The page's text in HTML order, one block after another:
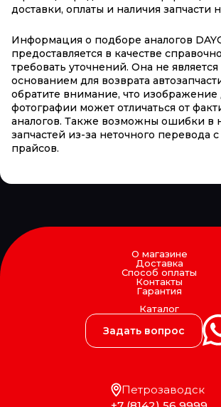
доставки, оплаты и наличия запчасти
Информация о подборе аналогов
предоставляется в качестве
требовать уточнений. Она не
основанием для возврата
обратите внимание, что изображение
фотографии может отличаться от
аналогов. Также возможны ошибки в
запчастей из-за неточного перевода
прайсов.
О магазине
Доставка
Способ оплаты
Контакты
Гарантия
Каталог
Петрозаводск
Задать вопрос